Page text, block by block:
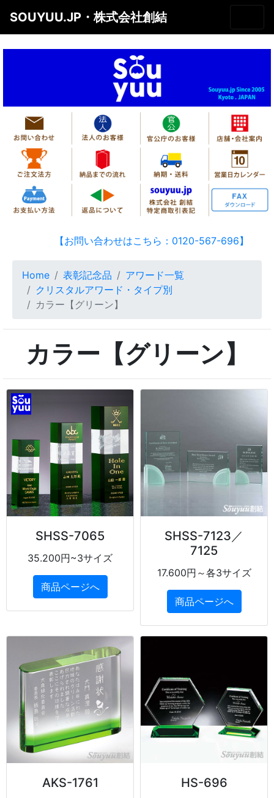
SOUYUU.JP・株式会社創結
【お問い合わせはこちら：0120-567-696】
Home 表彰記念品
アワード一覧
クリスタルアワード・タイプ別
カラー【グリーン】
カラー【グリーン】
SHSS-7065
35.200円~3サイズ
商品ページへ
SHSS-7123／
7125
17.600円～各3サイズ
商品ページへ
AKS-1761 HS-696